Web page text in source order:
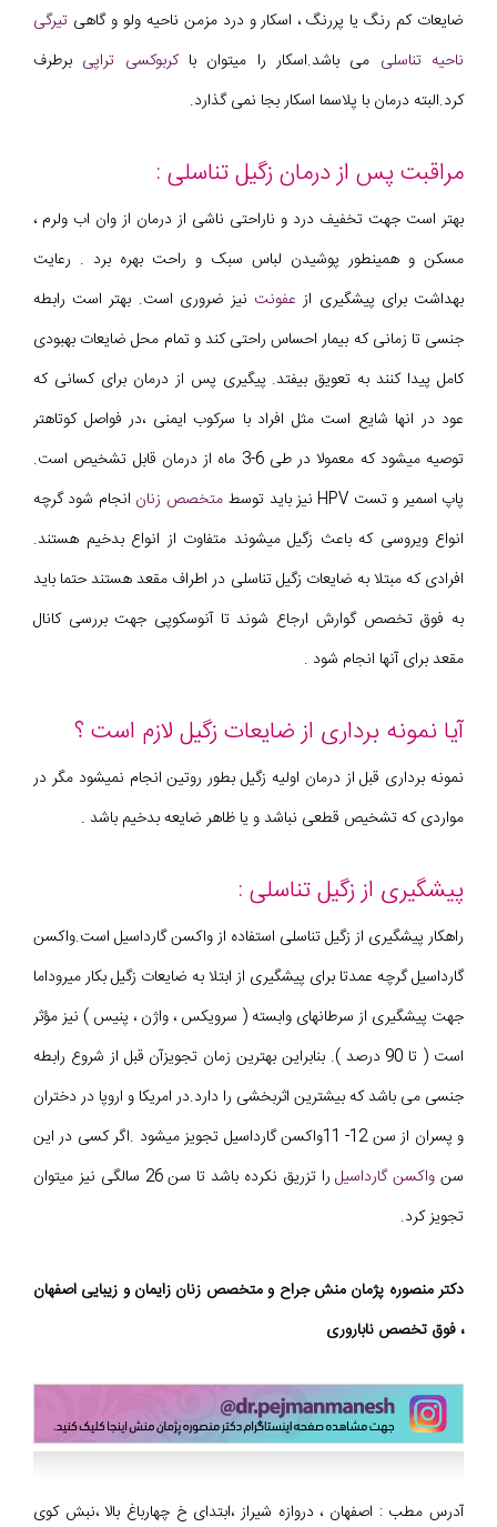
ضایعات کم رنگ یا پررنگ ، اسکار و درد مزمن ناحیه ولو و گاهی تیرگی
ناحیه تناسلی می باشد.اسکار را میتوان باکربوکسی تراپی برطرف
کرد.البته درمان با پلاسما اسکار بجا نمی گذارد.
مراقبت پس از درمان زگیل تناسلی :
بهتر است جهت تخفیف درد و ناراحتی ناشی از درمان از وان اب ولرم ،
مسکن و همینطور پوشیدن لباس سبک و راحت بهره برد . رعایت
بهداشت برای پیشگیری از عفونت نیز ضروری است. بهتر است رابطه
جنسی تا زمانی که بیمار احساس راحتی کند و تمام محل ضایعات بهبودی
کامل پیدا کنند به تعویق بیفتد. پیگیری پس از درمان برای کسانی که
عود در انها شایع است مثل افراد با سرکوب ایمنی ،در فواصل کوتاهتر
توصیه میشود که معمولا در طی 6-3 ماه از درمان قابل تشخیص است.
پاپ اسمیر و تست HPV نیز باید توسط
متخصص زنان انجام شود گرچه
انواع ویروسی که باعث زگیل میشوند متفاوت از انواع بدخیم هستند.
افرادی که مبتلا به ضایعات زگیل تناسلی در اطراف مقعد هستند حتما باید
به فوق تخصص گوارش ارجاع شوند تا آنوسکوپی جهت بررسی کانال
مقعد برای آنها انجام شود .
آیا نمونه برداری از ضایعات زگیل لازم است ؟
نمونه برداری قبل از درمان اولیه زگیل بطور روتین انجام نمیشود مگر در
مواردی که تشخیص قطعی نباشد و یا ظاهر ضایعه بدخیم باشد .
پیشگیری از زگیل تناسلی :
راهکار پیشگیری از زگیل تناسلی استفاده از واکسن گارداسیل است.واکسن
گارداسیل گرچه عمدتا برای پیشگیری از ابتلا به ضایعات زگیل بکار میروداما
جهت پیشگیری از سرطانهای وابسته ( سرویکس ، واژن ، پنیس ) نیز مؤثر
است ( تا 90 درصد ). بنابراین بهترین زمان تجویزآن قبل از شروع رابطه
جنسی می باشد که بیشترین اثربخشی را دارد.در امریکا و اروپا در دختران
و پسران از سن 12- 11واکسن گارداسیل تجویز میشود .اگر کسی در این
سن واکسن گارداسیل
را تزریق نکرده باشد تا سن 26 سالگی نیز میتوان
تجویز کرد.
دکتر منصوره پژمان منش جراح و متخصص زنان زایمان و زیبایی اصفهان
، فوق تخصص ناباروری
آدرس مطب : اصفهان ، دروازه شیراز ،ابتدای خ چهارباغ بالا ،نبش کوی